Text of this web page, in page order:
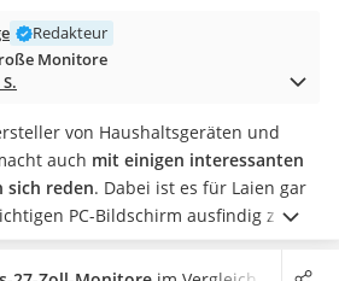
Redakteur
Monitore
von Haushaltsgeräten und
auch mit einigen interessanten
sich reden. Dabei ist es für Laien gar
PC-Bildschirm ausfindig zu
im Internet zeigen, dass viele
auf eine möglichst hohe Auflösung